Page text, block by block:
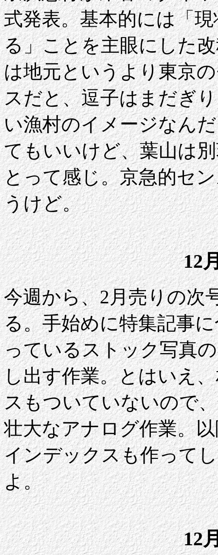
式発表。基本的には「
る」ことを主眼にした
は地元というより東京
スだと、逗子はまだぎ
い漁村のイメージなん
てもいいけど、葉山は
とって感じ。京急的セ
うけど。
12
今週から、2月売りの次
る。手始めに特集記事
っているストック写真
し出す作業。とはいえ
スもついていないので
壮大なアナログ作業。
インデックスも作って
よ。
12